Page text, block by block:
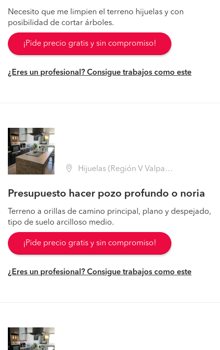
Necesito que me limpien el terreno hijuelas y con
posibilidad de cortar árboles.
¡Pide precio gratis y sin compromiso!
¿Eres un profesional? Consigue trabajos como este
Hijuelas (Región V Valparaíso - Quillota)
Presupuesto hacer pozo profundo o noria
Terreno a orillas de camino principal, plano y despejado,
tipo de suelo arcilloso medio.
¡Pide precio gratis y sin compromiso!
¿Eres un profesional? Consigue trabajos como este